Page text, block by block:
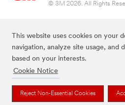
This website uses cookies on your
navigation, analyze site usage, and
based on your interests.
Cookie Notice
Reject Non-Essential Cookies
© 3M 2026. All Rights
当サイト上に掲載されているブラ